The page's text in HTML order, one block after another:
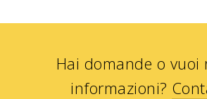
Hai domande o vuoi
informazioni?